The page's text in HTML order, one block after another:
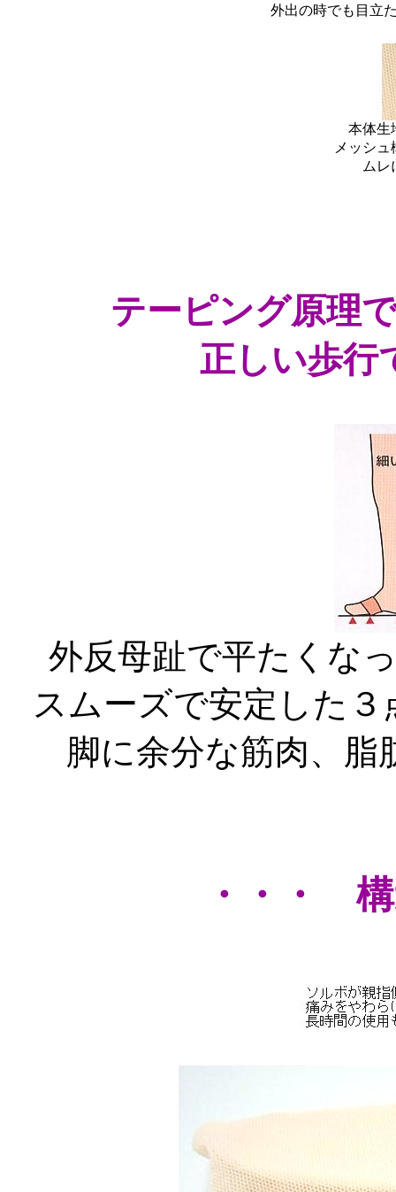
外出の時でも目立
本体生
メッシ
ムレ
テーピング原理
正しい歩行
外反母趾で平たくな
スムーズで安定した
脚に余分な筋肉、
・・・